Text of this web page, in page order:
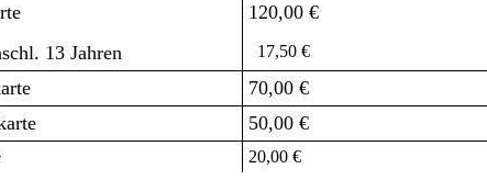
13 Jahren
120,00 €
17,50 €
70,00 €
50,00 €
20,00 €